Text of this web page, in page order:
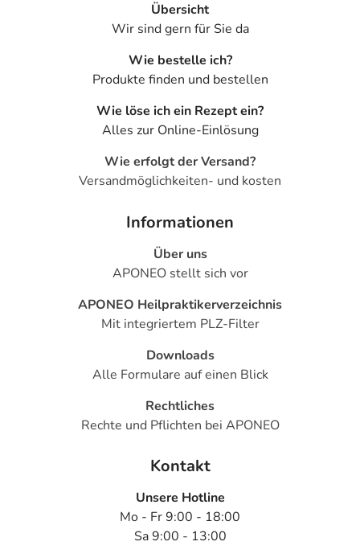
Übersicht
Wir sind gern für Sie da
Wie bestelle ich?
Produkte finden und bestellen
Wie löse ich ein Rezept ein?
Alles zur Online-Einlösung
Wie erfolgt der Versand?
Versandmöglichkeiten- und kosten
Informationen
Über uns
APONEO stellt sich vor
APONEO Heilpraktikerverzeichnis
Mit integriertem PLZ-Filter
Downloads
Alle Formulare auf einen Blick
Rechtliches
Rechte und Pflichten bei APONEO
Kontakt
Unsere Hotline
Mo - Fr 9:00 - 18:00
Sa 9:00 - 13:00